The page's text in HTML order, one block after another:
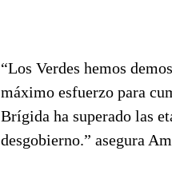
“Los Verdes hemos
máximo esfuerzo para
Brígida ha superado las
desgobierno.” asegura